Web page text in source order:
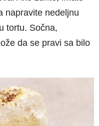
napravite nedeljnu
tortu. Sočna,
da se pravi sa bilo